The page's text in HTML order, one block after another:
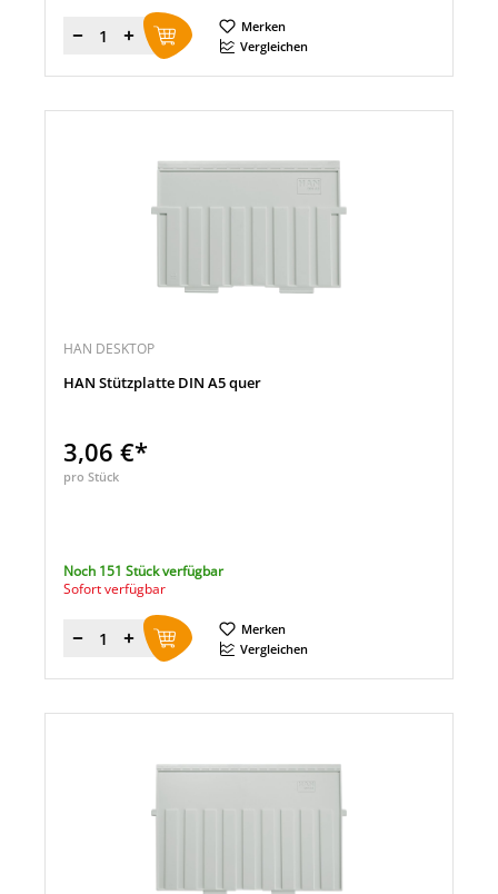
Menge
Merken
Vergleichen
HAN DESKTOP
HAN Stützplatte DIN A5 quer
3,06 €*
pro Stück
Noch 151 Stück verfügbar
Sofort verfügbar
Menge
Merken
Vergleichen